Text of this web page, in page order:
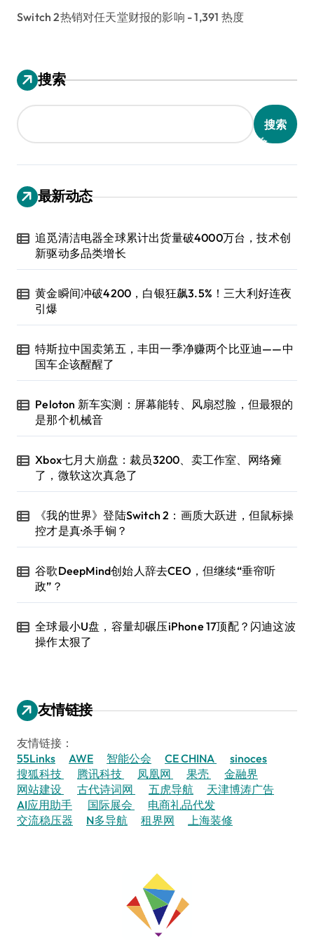
Switch 2热销对任天堂财报的影响 - 1,391 热度
搜索
搜索
最新动态
追觅清洁电器全球累计出货量破4000万台，技术创
新驱动多品类增长
黄金瞬间冲破4200，白银狂飙3.5%！三大利好连夜
引爆
特斯拉中国卖第五，丰田一季净赚两个比亚迪——中
国车企该醒醒了
Peloton 新车实测：屏幕能转、风扇怼脸，但最狠的
是那个机械音
Xbox七月大崩盘：裁员3200、卖工作室、网络瘫
了，微软这次真急了
《我的世界》登陆Switch 2：画质大跃进，但鼠标操
控才是真·杀手锏？
谷歌DeepMind创始人辞去CEO，但继续“垂帘听
政”？
全球最小U盘，容量却碾压iPhone 17顶配？闪迪这波
操作太狠了
友情链接
友情链接：
55Links
AWE 智能公会 CE CHINA
sinoces
搜狐科技
腾讯科技 凤凰网 果壳
金融界
网站建设
古代诗词网 五虎导航
天津博涛广告
AI应用助手
国际展会
电商礼品代发
交流稳压器
N多导航 租界网 上海装修